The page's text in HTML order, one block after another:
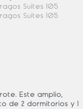
Este amplio,
de 2 dormitorios y 1